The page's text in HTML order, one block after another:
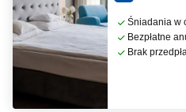
Śniadania w
Bezpłatne
Brak